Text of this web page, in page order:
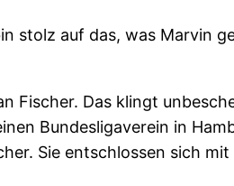
stolz auf das, was Marvin
Fischer. Das klingt
Bundesligaverein in
Sie entschlossen sich